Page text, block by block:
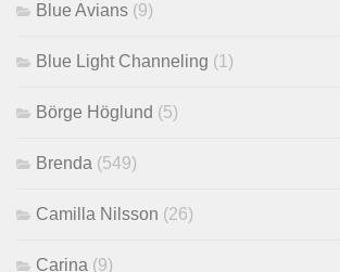
Blue Avians (9)
Blue Light Channeling (1)
Börge Höglund (5)
Brenda (549)
Camilla Nilsson (26)
Carina (9)